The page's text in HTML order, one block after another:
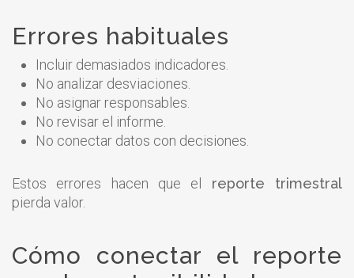
Errores habituales
Incluir demasiados indicadores.
No analizar desviaciones.
No asignar responsables.
No revisar el informe.
No conectar datos con decisiones.
Estos errores hacen que el reporte trimestral
pierda valor.
Cómo conectar el reporte